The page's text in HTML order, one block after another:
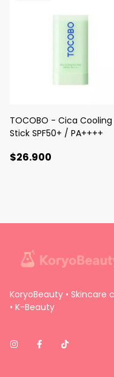
TOCOBO - Cica Cooling
Stick SPF50+ / PA++++
$26.900
KoryoBeauty •
• K-Beauty